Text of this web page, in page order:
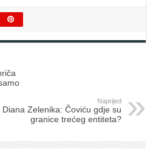
Naprijed
Diana Zelenika: Čoviću gdje su
granice trećeg entiteta?